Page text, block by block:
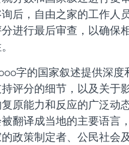
后，自由之家的工作人
进行最后审查，以确保
字的国家叙述提供深度
评分的细节，以及关于
原能力和反应的广泛动
翻译成当地的主要语言
政策制定者、公民社会